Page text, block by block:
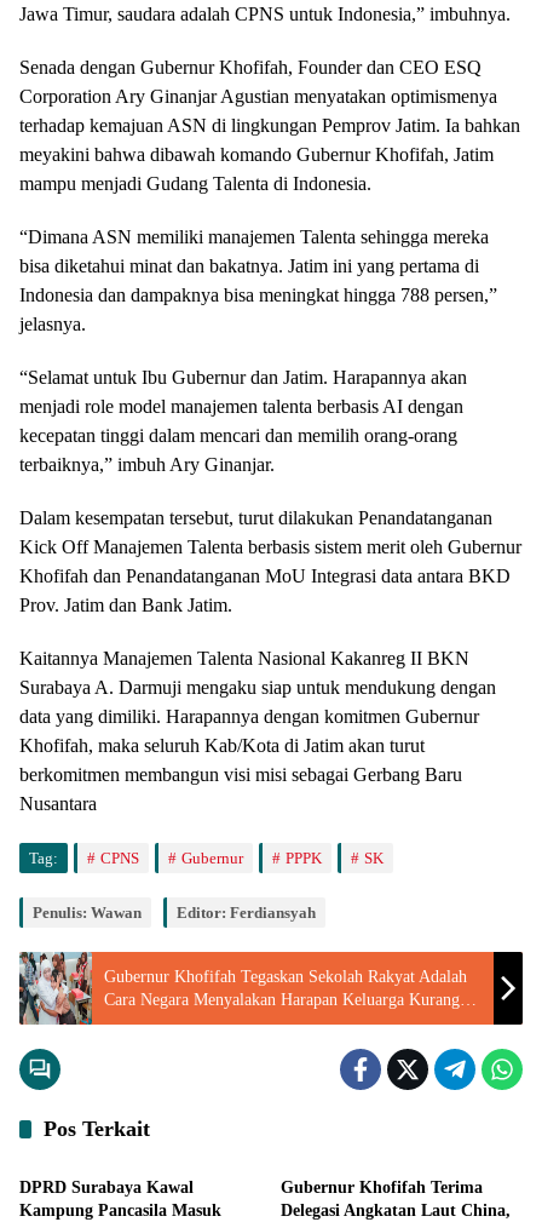
Jawa Timur, saudara adalah CPNS untuk Indonesia,” imbuhnya.
Senada dengan Gubernur Khofifah, Founder dan CEO ESQ
Corporation Ary Ginanjar Agustian menyatakan optimismenya
terhadap kemajuan ASN di lingkungan Pemprov Jatim. Ia bahkan
meyakini bahwa dibawah komando Gubernur Khofifah, Jatim
mampu menjadi Gudang Talenta di Indonesia.
“Dimana ASN memiliki manajemen Talenta sehingga mereka
bisa diketahui minat dan bakatnya. Jatim ini yang pertama di
Indonesia dan dampaknya bisa meningkat hingga 788 persen,”
jelasnya.
“Selamat untuk Ibu Gubernur dan Jatim. Harapannya akan
menjadi role model manajemen talenta berbasis AI dengan
kecepatan tinggi dalam mencari dan memilih orang-orang
terbaiknya,” imbuh Ary Ginanjar.
Dalam kesempatan tersebut, turut dilakukan Penandatanganan
Kick Off Manajemen Talenta berbasis sistem merit oleh Gubernur
Khofifah dan Penandatanganan MoU Integrasi data antara BKD
Prov. Jatim dan Bank Jatim.
Kaitannya Manajemen Talenta Nasional Kakanreg II BKN
Surabaya A. Darmuji mengaku siap untuk mendukung dengan
data yang dimiliki. Harapannya dengan komitmen Gubernur
Khofifah, maka seluruh Kab/Kota di Jatim akan turut
berkomitmen membangun visi misi sebagai Gerbang Baru
Nusantara
Tag: CPNS Gubernur PPPK SK
Penulis: Wawan Editor: Ferdiansyah
Gubernur Khofifah Tegaskan Sekolah Rakyat Adalah
Cara Negara Menyalakan Harapan Keluarga Kurang
Mampu
Pos Terkait
Pemerintahan
DPRD Surabaya Kawal
Kampung Pancasila Masuk
Gubernur Khofifah Terima
Delegasi Angkatan Laut China,